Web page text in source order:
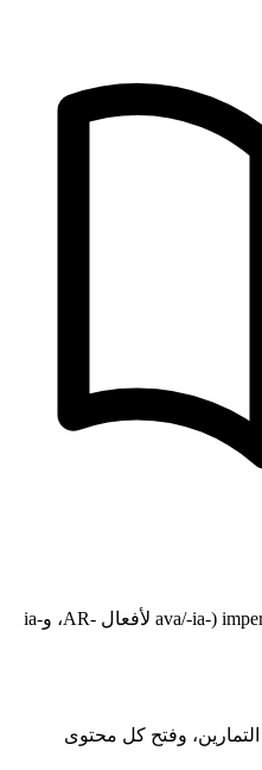
الفاعل + جذر الفعل + نهايات imperfeito (-ava/-ia لأفعال -AR، و-ia
وفتح كل محتوى